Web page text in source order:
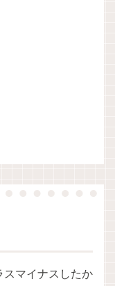
スマイナスしたか